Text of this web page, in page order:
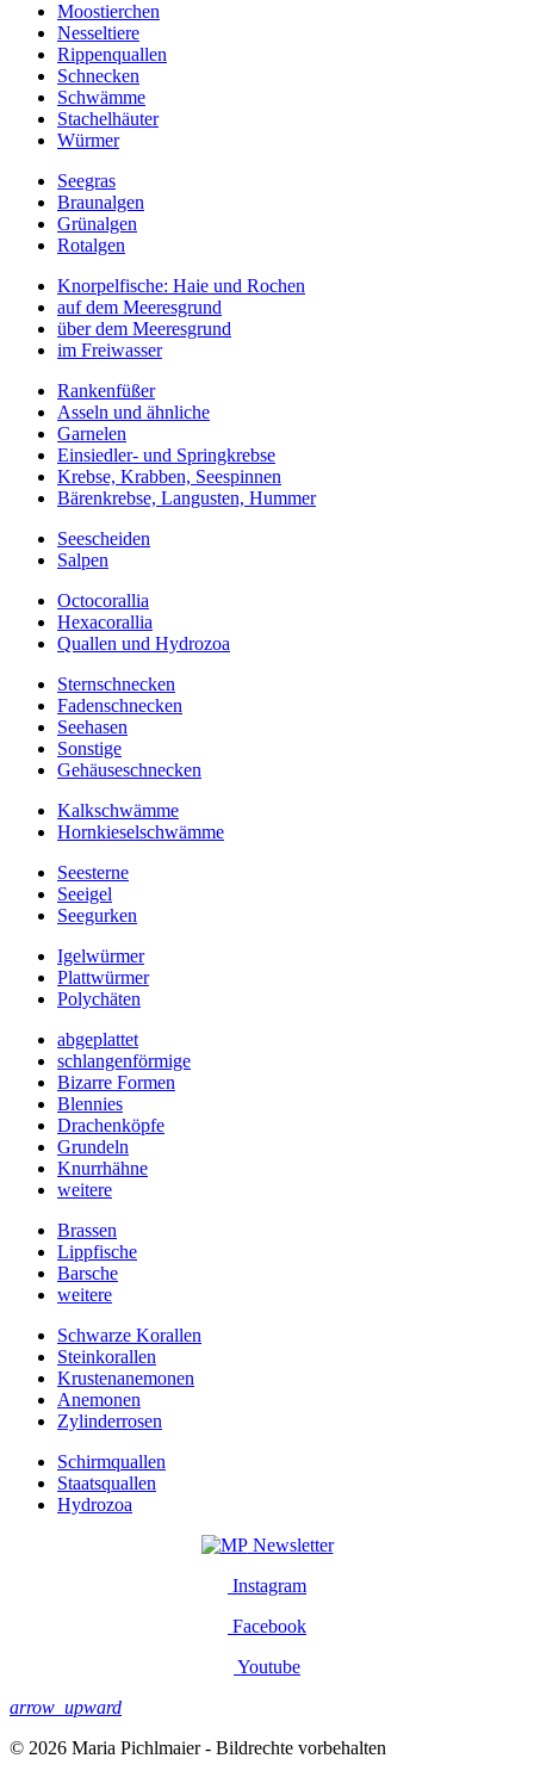
Moostierchen
Nesseltiere
Rippenquallen
Schnecken
Schwämme
Stachelhäuter
Würmer
Seegras
Braunalgen
Grünalgen
Rotalgen
Knorpelfische: Haie und Rochen
auf dem Meeresgrund
über dem Meeresgrund
im Freiwasser
Rankenfüßer
Asseln und ähnliche
Garnelen
Einsiedler- und Springkrebse
Krebse, Krabben, Seespinnen
Bärenkrebse, Langusten, Hummer
Seescheiden
Salpen
Octocorallia
Hexacorallia
Quallen und Hydrozoa
Sternschnecken
Fadenschnecken
Seehasen
Sonstige
Gehäuseschnecken
Kalkschwämme
Hornkieselschwämme
Seesterne
Seeigel
Seegurken
Igelwürmer
Plattwürmer
Polychäten
abgeplattet
schlangenförmige
Bizarre Formen
Blennies
Drachenköpfe
Grundeln
Knurrhähne
weitere
Brassen
Lippfische
Barsche
weitere
Schwarze Korallen
Steinkorallen
Krustenanemonen
Anemonen
Zylinderrosen
Schirmquallen
Staatsquallen
Hydrozoa
Newsletter
Instagram
Facebook
Youtube
arrow_upward
© 2026 Maria Pichlmaier - Bildrechte vorbehalten